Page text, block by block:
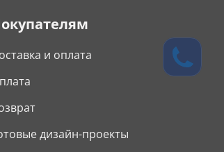
и оплата
дизайн-проекты